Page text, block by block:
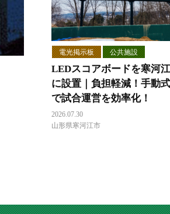
電光掲示板 公共施設
LEDスコアボードを寒河
に設置｜負担軽減！手動
で試合運営を効率化！
2026.07.30
山形県寒河江市